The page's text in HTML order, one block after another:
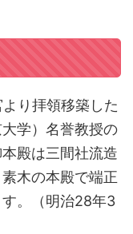
り拝領移築した
学）名誉教授の
殿は三間社流造
木の本殿で端正
。（明治28年3